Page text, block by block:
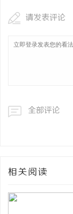
请发表评论
全部评论
相关阅读